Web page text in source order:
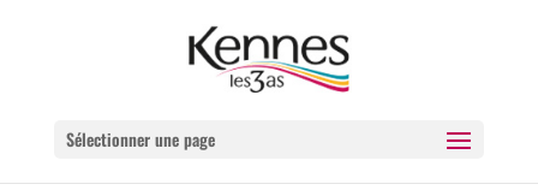
Sélectionner une page